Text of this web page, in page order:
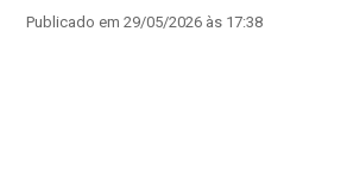
Publicado em 29/05/2026 às 17:38